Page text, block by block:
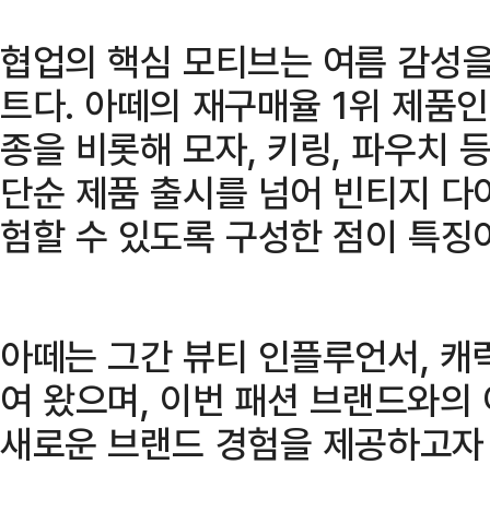
협업의 핵심 모티브는 여름 감성
트다. 아떼의 재구매율 1위 제품
종을 비롯해 모자, 키링, 파우치
단순 제품 출시를 넘어 빈티지
험할 수 있도록 구성한 점이 특징
아떼는 그간 뷰티 인플루언서,
여 왔으며, 이번 패션 브랜드와
새로운 브랜드 경험을 제공하고